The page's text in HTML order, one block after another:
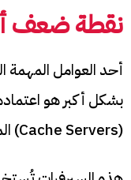
نقطة ضعف
أحد العوامل المهمة
بشكل أكبر هو
(Cache Servers) الموجودة في أوروبا.